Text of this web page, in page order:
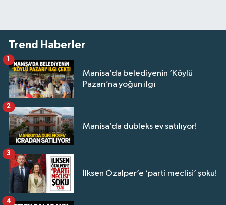
Trend Haberler
Manisa’da belediyenin ‘Köylü
Pazarı’na yoğun ilgi
Manisa’da dubleks ev satılıyor!
2
İlksen Özalper’e ‘parti meclisi’ şoku!
3
4